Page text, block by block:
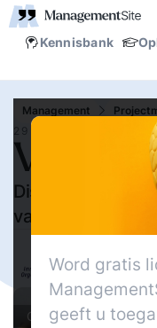
Kennisbank
Management
29 OKT.‘15
Voor-
Disruptieve
vaardigheden en
Columns
Word gratis
geeft u